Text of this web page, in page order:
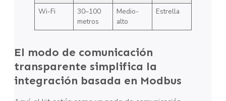
Wi-Fi
30–100
metros
Medio-
alto
Estrella
El modo de comunicación
transparente simplifica la
integración basada en Modbus